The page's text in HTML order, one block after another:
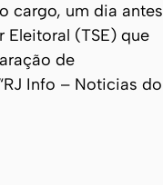
cargo, um dia antes
Eleitoral (TSE) que
de
Info – Noticias do